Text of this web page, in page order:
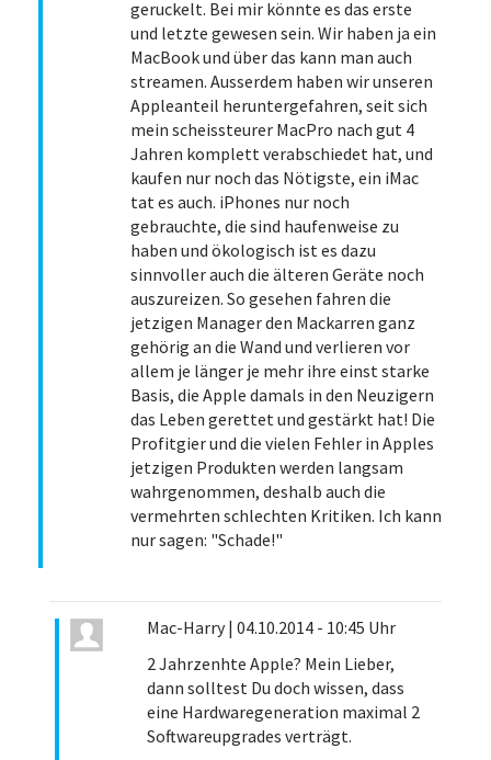
geruckelt. Bei mir könnte es das erste
und letzte gewesen sein. Wir haben ja ein
MacBook und über das kann man auch
streamen. Ausserdem haben wir unseren
Appleanteil heruntergefahren, seit sich
mein scheissteurer MacPro nach gut 4
Jahren komplett verabschiedet hat, und
kaufen nur noch das Nötigste, ein iMac
tat es auch. iPhones nur noch
gebrauchte, die sind haufenweise zu
haben und ökologisch ist es dazu
sinnvoller auch die älteren Geräte noch
auszureizen. So gesehen fahren die
jetzigen Manager den Mackarren ganz
gehörig an die Wand und verlieren vor
allem je länger je mehr ihre einst starke
Basis, die Apple damals in den Neuzigern
das Leben gerettet und gestärkt hat! Die
Profitgier und die vielen Fehler in Apples
jetzigen Produkten werden langsam
wahrgenommen, deshalb auch die
vermehrten schlechten Kritiken. Ich kann
nur sagen: "Schade!"
Mac-Harry| 04.10.2014 - 10:45 Uhr
2 Jahrzenhte Apple? Mein Lieber,
dann solltest Du doch wissen, dass
eine Hardwaregeneration maximal 2
Softwareupgrades verträgt.